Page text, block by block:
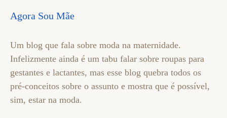
Agora Sou Mãe
Um blog que fala sobre moda na maternidade.
Infelizmente ainda é um tabu falar sobre roupas para
gestantes e lactantes, mas esse blog quebra todos os
pré-conceitos sobre o assunto e mostra que é possível,
sim, estar na moda.